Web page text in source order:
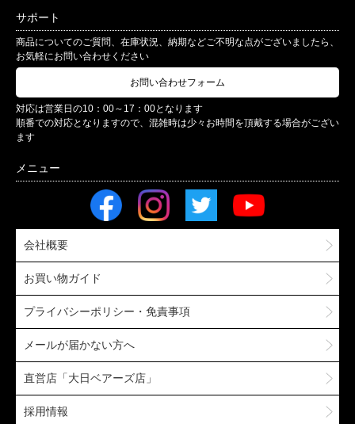
サポート
商品についてのご質問、在庫状況、納期などご不明な点がございましたら、
お気軽にお問い合わせください
お問い合わせフォーム
対応は営業日の10：00～17：00となります
順番での対応となりますので、混雑時は少々お時間を頂戴する場合がござい
ます
会社概要
お買い物ガイド
プライバシーポリシー・免責事項
メールが届かない方へ
直営店「大日ベアーズ店」
採用情報